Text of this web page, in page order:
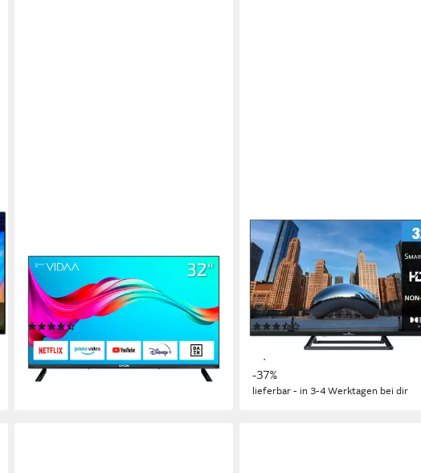
80 cm/32 Zoll
LED
Bildschirmtechnologie
HD-Ready Auflösung
Produktdatenblatt
(83)
149,99 € UVP329,99 €
13,70 € mtl. in 12 Raten
-55%
SMART TECH
32HN01V3 LED-Fernseher
81 cm/32 Zoll Diagonale
LED Bildschirmtechnologie
HD-ready Auflösung
Produktdatenblatt
(3)
UVP189,00 €
-37%
lieferbar - in 3-4 Werktagen bei dir